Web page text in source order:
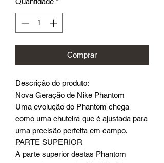
Comprar
Descrição do produto:
Nova Geração de Nike Phantom
Uma evolução do Phantom chega
como uma chuteira que é ajustada para
uma precisão perfeita em campo.
PARTE SUPERIOR
A parte superior destas Phantom